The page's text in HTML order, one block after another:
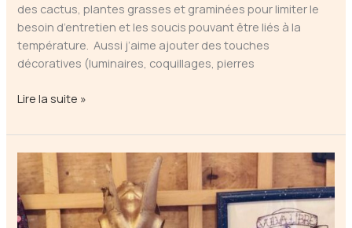
des cactus, plantes grasses et graminées pour limiter le
besoin d’entretien et les soucis pouvant être liés à la
température. Aussi j’aime ajouter des touches
décoratives (luminaires, coquillages, pierres
La
de
l’air
Terrarium
–
Jungle
Lire la suite »